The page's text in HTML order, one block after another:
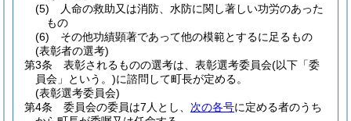
(5)
人命の救助又は消防、水防に関し著しい功労のあった
もの
(6)
その他功績顕著であって他の模範とするに足るもの
(表彰者の選考)
第3条
表彰されるものの選考は、表彰選考委員会(以下「委
員会」という。)に諮問して町長が定める。
(表彰選考委員会)
第4条
委員会の委員は7人とし、 次の各号に定める者のうち